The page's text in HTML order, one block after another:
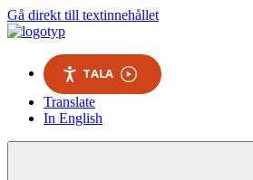
Gå direkt till textinnehållet
TALA
Translate
In English